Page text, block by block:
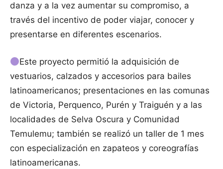
danza y a la vez aumentar su compromiso, a
través del incentivo de poder viajar, conocer y
presentarse en diferentes escenarios.
Este proyecto permitió la adquisición de
vestuarios, calzados y accesorios para bailes
latinoamericanos; presentaciones en las comunas
de Victoria, Perquenco, Purén y Traiguén y a las
localidades de Selva Oscura y Comunidad
Temulemu; también se realizó un taller de 1 mes
con especialización en zapateos y coreografías
latinoamericanas.